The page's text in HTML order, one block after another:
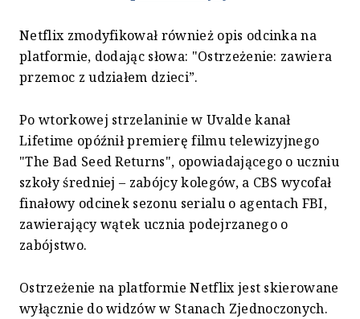
Netflix zmodyfikował również opis odcinka na
platformie, dodając słowa: "Ostrzeżenie: zawiera
przemoc z udziałem dzieci”.
Po wtorkowej strzelaninie w Uvalde kanał
Lifetime opóźnił premierę filmu telewizyjnego
"The Bad Seed Returns", opowiadającego o uczniu
szkoły średniej – zabójcy kolegów, a CBS wycofał
finałowy odcinek sezonu serialu o agentach FBI,
zawierający wątek ucznia podejrzanego o
zabójstwo.
Ostrzeżenie na platformie Netflix jest skierowane
wyłącznie do widzów w Stanach Zjednoczonych.